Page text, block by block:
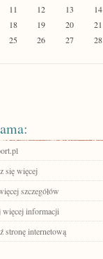
11 12 13 14
18 19 20 21
25 26 27 28
się więcej
szczegółów
więcej informacji
stronę internetową